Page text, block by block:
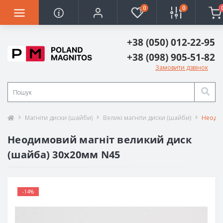
0 0
+38 (050) 012-22-95
+38 (098) 905-51-82
Замовити дзвінок
Магніти диски (шайби) Великі магніти диски (шайби)
Неодимовий магніт великий диск
(шайба) 30х20мм N45
-14%